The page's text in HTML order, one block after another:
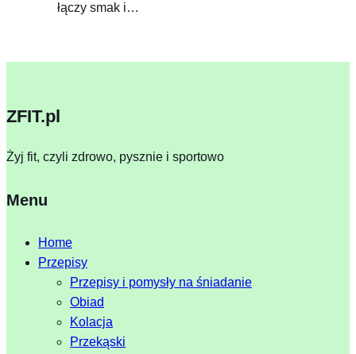
łączy smak i…
ZFIT.pl
Żyj fit, czyli zdrowo, pysznie i sportowo
Menu
Home
Przepisy
Przepisy i pomysły na śniadanie
Obiad
Kolacja
Przekąski